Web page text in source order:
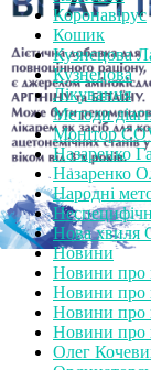
Коронавірус
Кошик
Кузнєцова
Кузнецова
Лікування
Методи
Монітор
Назаренко
Назаренко
Народні
Нова хвиля
Новини
Новини про
Новини про
Новини про
Новини про
Олег